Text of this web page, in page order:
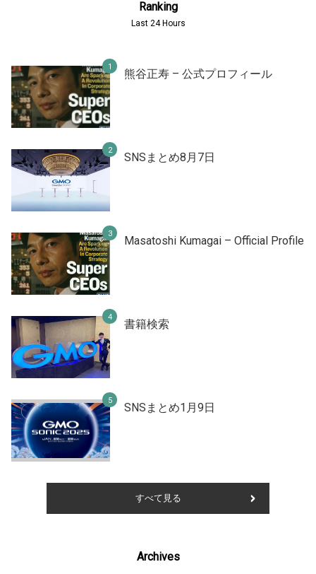
Ranking
Last 24 Hours
熊谷正寿 – 公式プロフィール
SNSまとめ8月7日
Masatoshi Kumagai – Official Profile
書籍検索
SNSまとめ1月9日
すべて見る
Archives